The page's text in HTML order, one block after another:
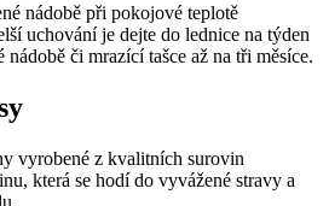
nádobě při pokojové teplotě
uchování je dejte do lednice na týden
nádobě či mrazící tašce až na tři měsíce.
vyrobené z kvalitních surovin
která se hodí do vyvážené stravy a